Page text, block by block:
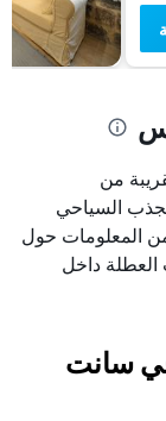
من
السياحي
المعلومات حول
داخل
في سانت